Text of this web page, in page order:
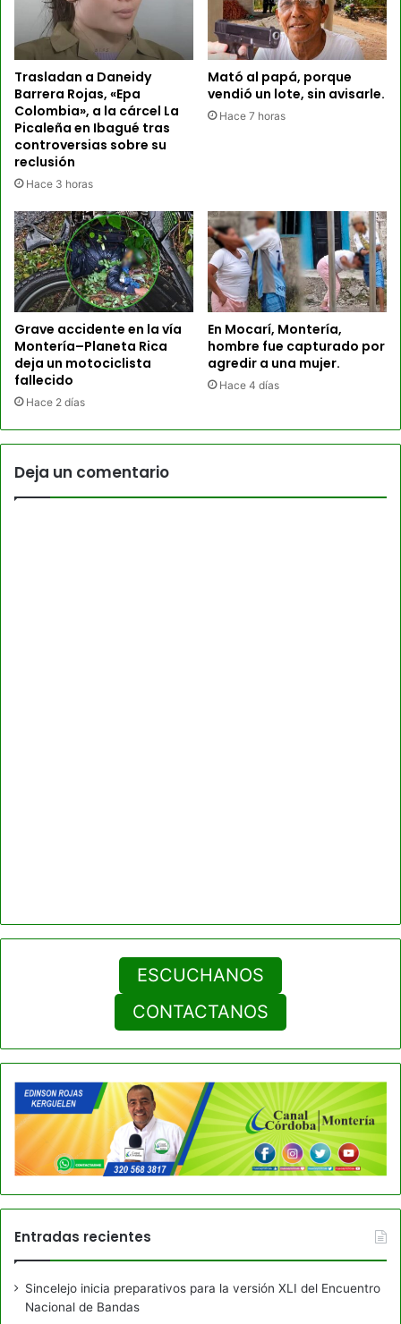
Trasladan a Daneidy
Barrera Rojas, «Epa
Colombia», a la cárcel La
Picaleña en Ibagué tras
controversias sobre su
reclusión
Hace 3 horas
Mató al papá, porque
vendió un lote, sin avisarle.
Hace 7 horas
Grave accidente en la vía
Montería–Planeta Rica
deja un motociclista
fallecido
Hace 2 días
En Mocarí, Montería,
hombre fue capturado por
agredir a una mujer.
Hace 4 días
Deja un comentario
ESCUCHANOS
CONTACTANOS
Entradas recientes
Sincelejo inicia preparativos para la versión XLI del Encuentro
Nacional de Bandas